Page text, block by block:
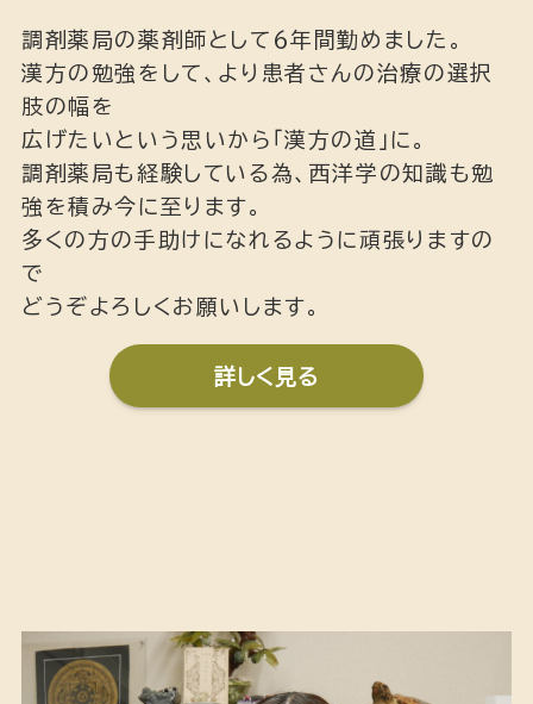
調剤薬局の薬剤師として６年間勤めました。
漢方の勉強をして、より患者さんの治療の選択
肢の幅を
広げたいという思いから「漢方の道」に。
調剤薬局も経験している為、西洋学の知識も勉
強を積み今に至ります。
多くの方の手助けになれるように頑張りますの
で
どうぞよろしくお願いします。
詳しく見る